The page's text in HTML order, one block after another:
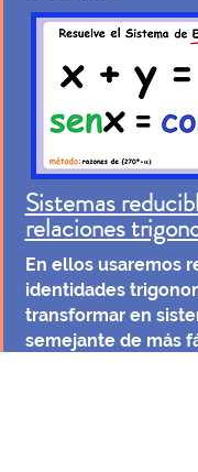
Sistemas
relaciones
En ellos usaremos
identidades
transformar en
semejante de más